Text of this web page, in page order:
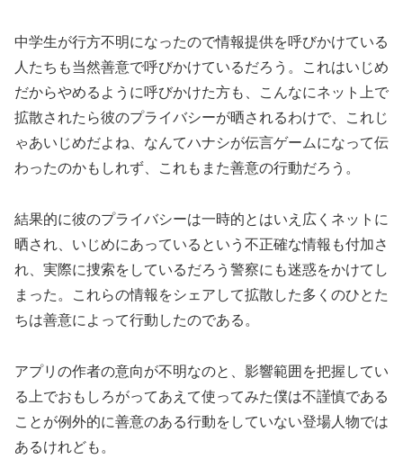
中学生が行方不明になったので情報提供を呼びかけている
人たちも当然善意で呼びかけているだろう。これはいじめ
だからやめるように呼びかけた方も、こんなにネット上で
拡散されたら彼のプライバシーが晒されるわけで、これじ
ゃあいじめだよね、なんてハナシが伝言ゲームになって伝
わったのかもしれず、これもまた善意の行動だろう。
結果的に彼のプライバシーは一時的とはいえ広くネットに
晒され、いじめにあっているという不正確な情報も付加さ
れ、実際に捜索をしているだろう警察にも迷惑をかけてし
まった。これらの情報をシェアして拡散した多くのひとた
ちは善意によって行動したのである。
アプリの作者の意向が不明なのと、影響範囲を把握してい
る上でおもしろがってあえて使ってみた僕は不謹慎である
ことが例外的に善意のある行動をしていない登場人物では
あるけれども。